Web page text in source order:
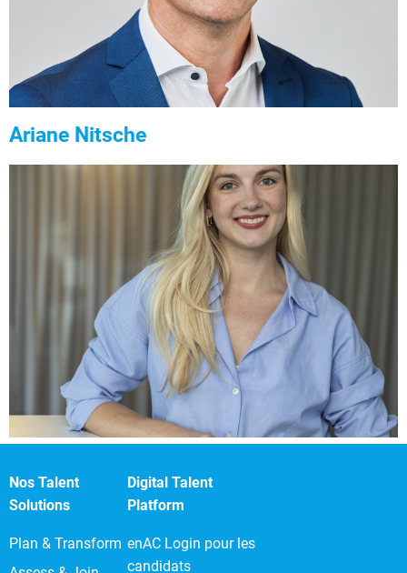
Ariane Nitsche
Nos Talent
Solutions
Plan & Transform
Digital Talent
Platform
enAC Login pour les
candidats